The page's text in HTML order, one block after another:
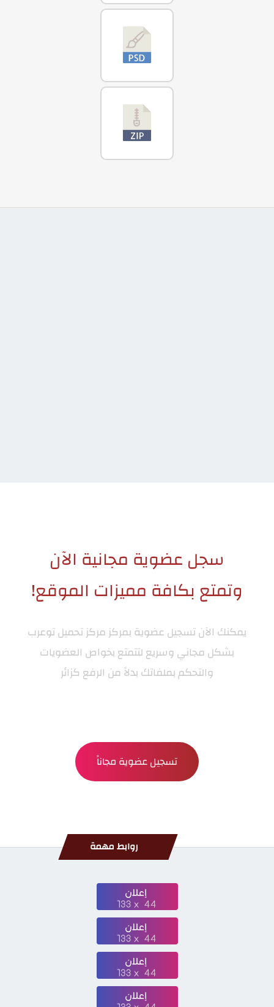
سجل عضوية مجانية الآن
وتمتع بكافة مميزات الموقع!
يمكنك الآن تسجيل عضوية بمركزمركز تحميل توعرب
بشكل مجاني وسريع لتتمتع بخواص العضويات
والتحكم بملفاتك بدلاً من الرفع كزائر
تسجيل عضوية مجاناً
روابط مهمة